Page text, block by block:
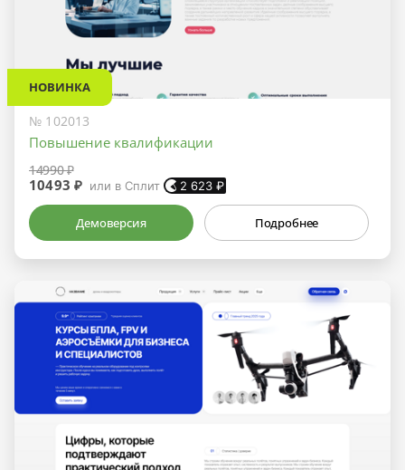
НОВИНКА
№ 102013
Повышение квалификации
14990 ₽
10493 ₽ или в Сплит 2 623 ₽
Демоверсия Подробнее